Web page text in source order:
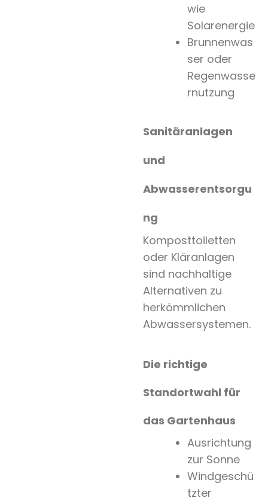
wie
Solarenergie
Brunnenwas
ser oder
Regenwasse
rnutzung
Sanitäranlagen
und
Abwasserentsorgu
ng
Komposttoiletten
oder Kläranlagen
sind nachhaltige
Alternativen zu
herkömmlichen
Abwassersystemen.
Die richtige
Standortwahl für
das Gartenhaus
Ausrichtung
zur Sonne
Windgeschü
tzter